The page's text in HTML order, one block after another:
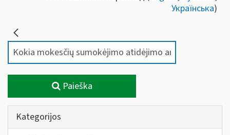
Українська)
Paieška
Kategorijos